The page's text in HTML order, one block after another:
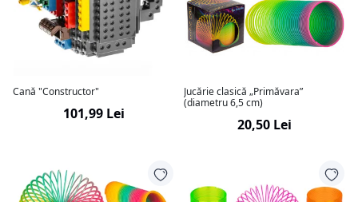
Cană "Constructor"
101,99 Lei
Jucărie clasică „Primăvara”
(diametru 6,5 cm)
20,50 Lei